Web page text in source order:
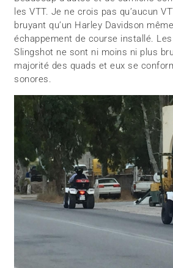
les VTT. Je ne crois pas qu’aucun
bruyant qu’un Harley Davidson
échappement de course installé.
Slingshot ne sont ni moins ni plus
majorité des quads et eux se
sonores.